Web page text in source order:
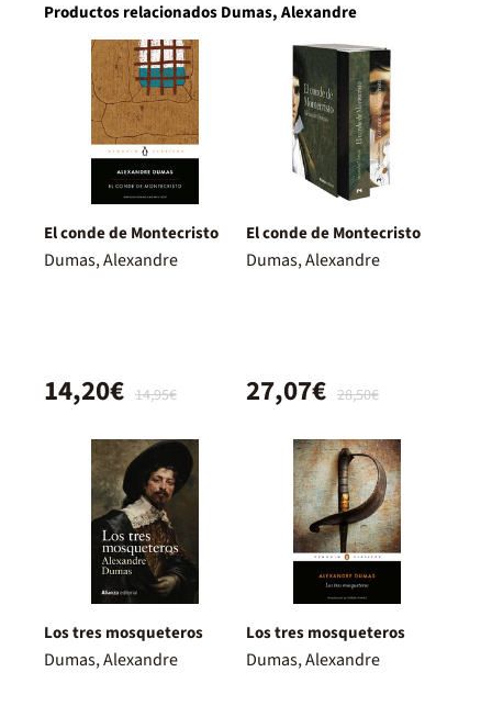
Productos relacionados Dumas, Alexandre
El conde de Montecristo
Dumas, Alexandre
14,95€
14,20€
El conde de Montecristo
Dumas, Alexandre
28,50€
27,07€
Los tres mosqueteros
Dumas, Alexandre
Los tres mosqueteros
Dumas, Alexandre